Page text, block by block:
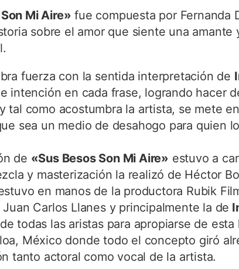
Mi Aire» fue compuesta por Fernanda
sobre el amor que siente una
fuerza con la sentida interpretación de
intención en cada frase, logrando hacer
tal como acostumbra la artista, se mete
sea un medio de desahogo para quien
de «Sus Besos Son Mi Aire» estuvo a
y masterización la realizó de Héctor
en manos de la productora Rubik
Carlos Llanes y principalmente la de
todas las aristas para apropiarse de
México donde todo el concepto giró
tanto actoral como vocal de la artista.